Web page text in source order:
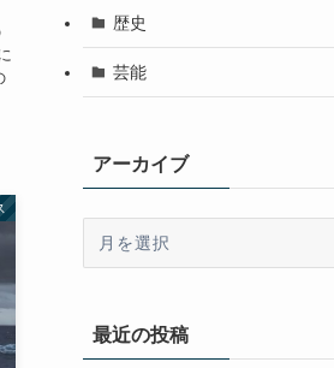
歴史
芸能
アーカイブ
ブ最近の投稿